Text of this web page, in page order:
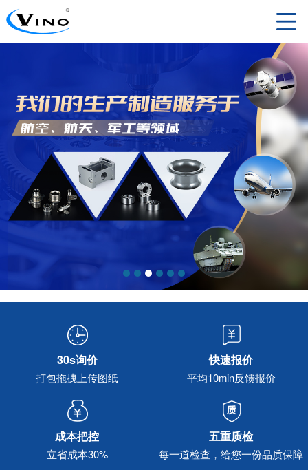
30s询价
打包拖拽上传图纸
快速报价
平均10min反馈报价
成本把控
立省成本30%
五重质检
每一道检查，给您一份品质保障